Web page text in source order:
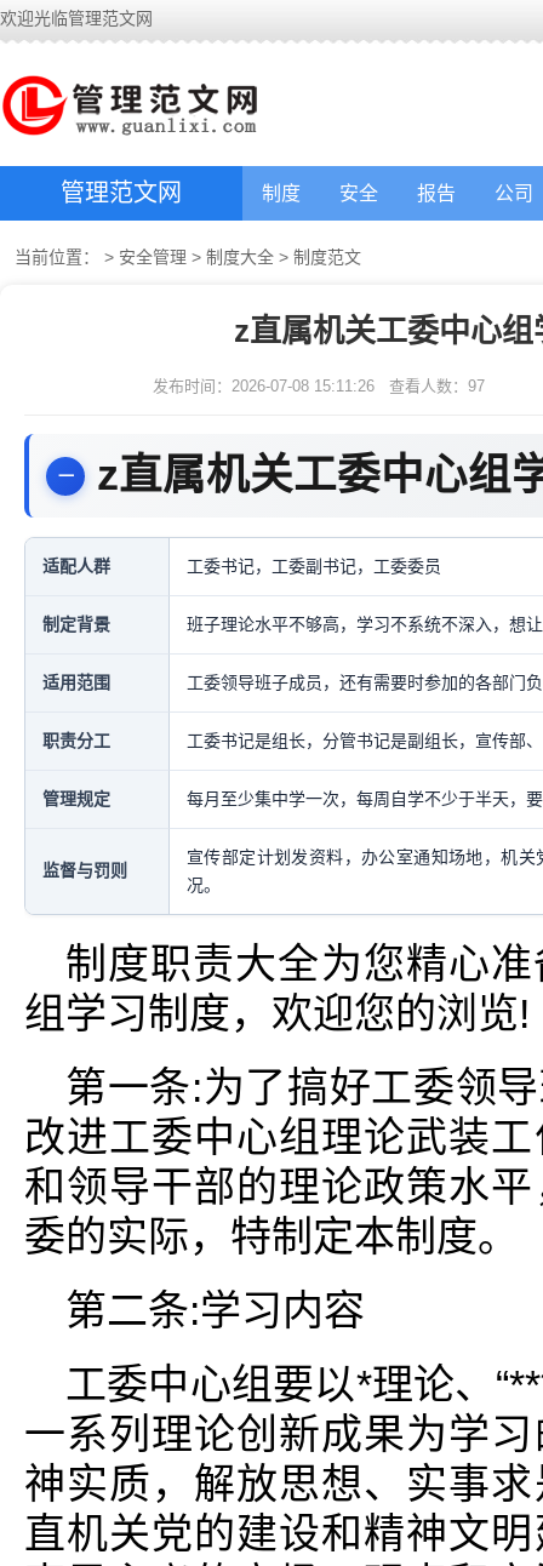
欢迎光临管理范文网
管理范文网 制度 安全 报告 公司
当前位置： > 安全管理 > 制度大全 > 制度范文
z直属机关工委中心
发布时间：2026-07-08 15:11:26 查看人数： 97
z直属机关工委中心组
适配人群 工委书记，工委副书记，工委委员
制定背景 班子理论水平不够高，学习不系统不深入，想
适用范围 工委领导班子成员，还有需要时参加的各部门
职责分工 工委书记是组长，分管书记是副组长，宣传部
管理规定 每月至少集中学一次，每周自学不少于半天，
监督与罚则
宣传部定计划发资料，办公室通知场地，机
况。
制度职责大全为您精心
组学习制度，欢迎您的浏览!
第一条:为了搞好工委领
改进工委中心组理论武装
和领导干部的理论政策水
委的实际，特制定本制度。
第二条:学习内容
工委中心组要以*理论、
一系列理论创新成果为学
神实质，解放思想、实事
直机关党的建设和精神文